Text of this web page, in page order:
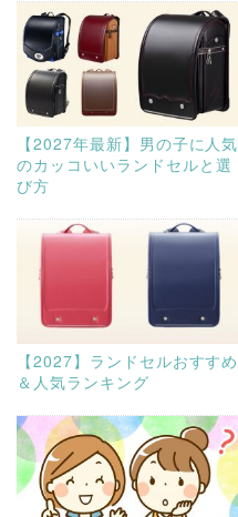
【2027年最新】男の子に人気
のカッコいいランドセルと選
び方
【2027】ランドセルおすすめ
＆人気ランキング